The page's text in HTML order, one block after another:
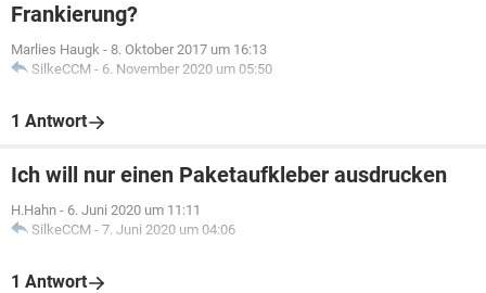
Frankierung?
Marlies Haugk - 8. Oktober 2017 um 16:13
SilkeCCM - 6. November 2020 um 05:50
1 Antwort
Ich will nur einen Paketaufkleber ausdrucken
H.Hahn - 6. Juni 2020 um 11:11
SilkeCCM - 7. Juni 2020 um 04:06
1 Antwort